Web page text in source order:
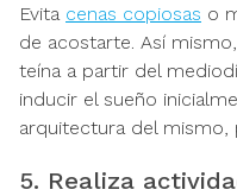
Evita cenas copiosas o
de acostarte. Así
teína a partir del
inducir el sueño
arquitectura del mismo,
5. Realiza